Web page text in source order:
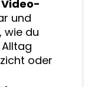
und
wie du
oder